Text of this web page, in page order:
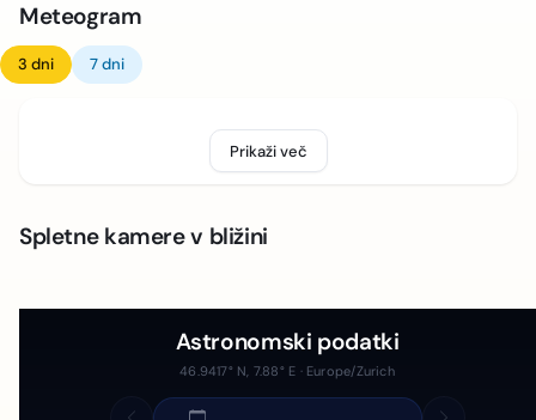
Meteogram
3 dni 7 dni
Prikaži več
Spletne kamere v bližini
Astronomski podatki
46.9417° N, 7.88° E · Europe/Zurich